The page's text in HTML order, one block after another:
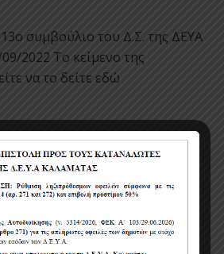
συμβούλιο του Δ.Σ. της ΔΕΥΑ
2022 Το κείμενο της
να το δείτε εδώ
για συμβούλιο Δ.Σ.